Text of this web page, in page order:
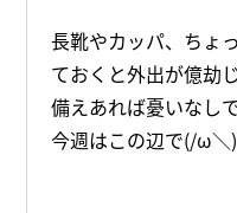
長靴やカッパ、ちょ
ておくと外出が億劫
備えあれば憂いなしで
今週はこの辺で(/ω＼)